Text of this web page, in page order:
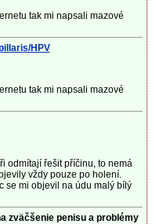
tak mi napsali mazové
HPV
tak mi napsali mazové
odmítají řešit příčinu, to nemá
vždy pouze po holení.
se mi objevil na údu malý bílý
zväčšenie penisu a problémy